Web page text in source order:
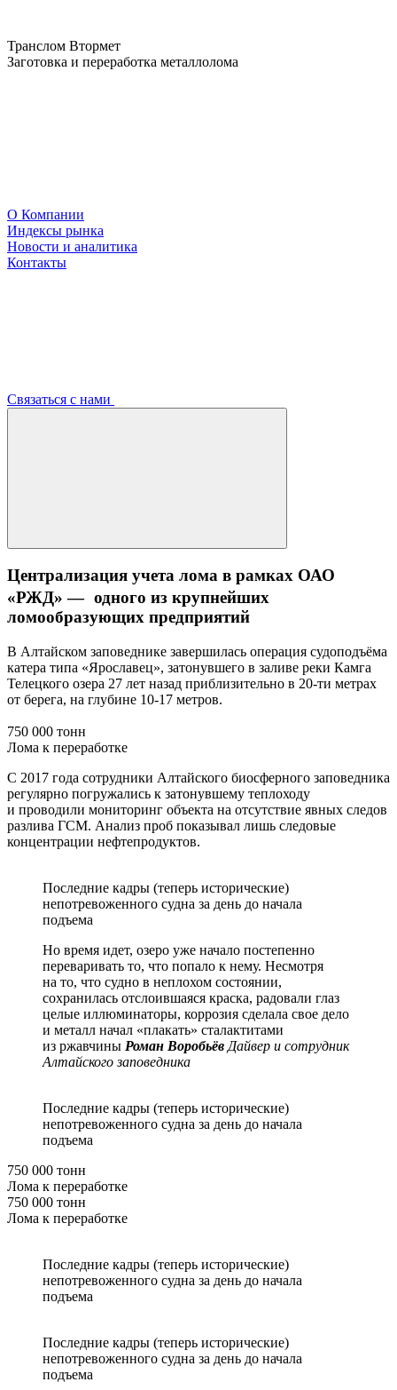
Транслом Втормет
Заготовка и переработка металлолома
О Компании
Индексы рынка
Новости и аналитика
Контакты
Связаться с нами
Централизация учета лома в рамках ОАО
«РЖД» — одного из крупнейших
ломообразующих предприятий
В Алтайском заповеднике завершилась операция судоподъёма
катера типа «Ярославец», затонувшего в заливе реки Камга
Телецкого озера 27 лет назад приблизительно в 20-ти метрах
от берега, на глубине 10-17 метров.
750 000 тонн
Лома к переработке
С 2017 года сотрудники Алтайского биосферного заповедника
регулярно погружались к затонувшему теплоходу
и проводили мониторинг объекта на отсутствие явных следов
разлива ГСМ. Анализ проб показывал лишь следовые
концентрации нефтепродуктов.
Последние кадры (теперь исторические)
непотревоженного судна за день до начала
подъема
Но время идет, озеро уже начало постепенно
переваривать то, что попало к нему. Несмотря
на то, что судно в неплохом состоянии,
сохранилась отслоившаяся краска, радовали глаз
целые иллюминаторы, коррозия сделала свое дело
и металл начал «плакать» сталактитами
из ржавчины Роман Воробьёв Дайвер и сотрудник
Алтайского заповедника
Последние кадры (теперь исторические)
непотревоженного судна за день до начала
подъема
750 000 тонн
Лома к переработке
750 000 тонн
Лома к переработке
Последние кадры (теперь исторические)
непотревоженного судна за день до начала
подъема
Последние кадры (теперь исторические)
непотревоженного судна за день до начала
подъема